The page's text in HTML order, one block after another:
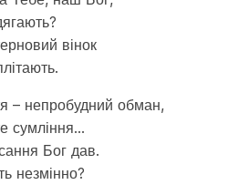
вінок
– непробудний обман,
сумління…
Бог дав.
незмінно?